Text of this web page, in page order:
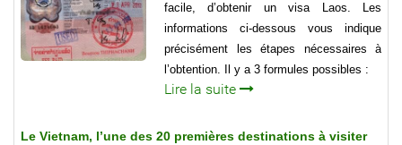
facile, d’obtenir un visa Laos. Les
informations ci-dessous vous indique
précisément les étapes nécessaires à
l’obtention. Il y a 3 formules possibles :
Lire la suite
Le Vietnam, l’une des 20 premières destinations à visiter